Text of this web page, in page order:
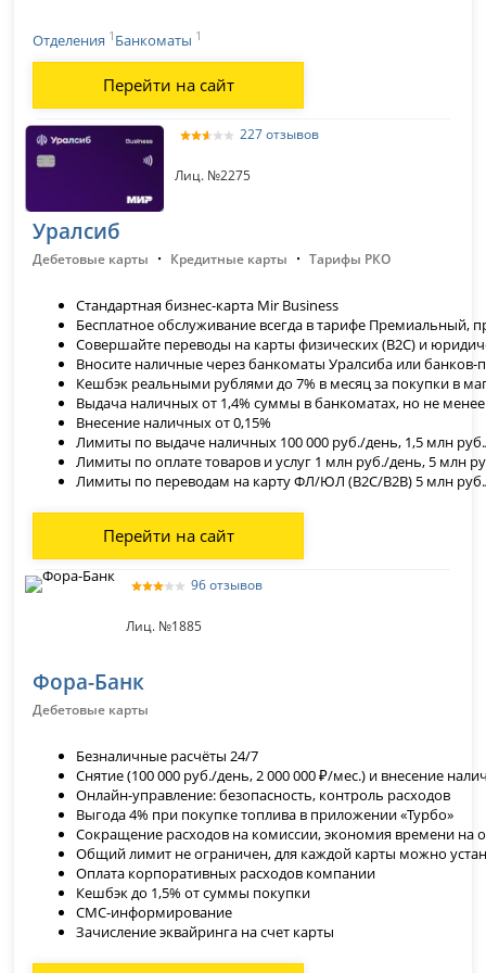
Отделения 1 Банкоматы 1
Перейти на сайт
227 отзывов
Лиц. №2275
Уралсиб
Дебетовые карты · Кредитные карты ·Тарифы РКО
Стандартная бизнес-карта Mir Business
Бесплатное обслуживание всегда в тарифе Премиальный,
Совершайте переводы на карты физических (В2С) и
Вносите наличные через банкоматы Уралсиба или
Кешбэк реальными рублями до 7% в месяц за покупки в
Выдача наличныхот 1,4% суммы в банкоматах, но не
Внесение наличныхот 0,15%
Лимиты по выдаче наличных 100 000 руб./день, 1,5 млн
Лимиты по оплате товаров и услуг 1 млн руб./день, 5 млн
Лимиты по переводам на карту ФЛ/ЮЛ (В2С/В2В) 5 млн
Перейти на сайт
96 отзывов
Лиц. №1885
Фора-Банк
Дебетовые карты
Безналичные расчёты 24/7
Снятие (100 000 руб./день, 2 000 000 ₽/мес.) и внесение
Онлайн-управление: безопасность, контроль расходов
Выгода 4% при покупке топлива в приложении «Турбо»
Сокращение расходов на комиссии, экономия времени на
Общий лимит не ограничен, для каждой карты можно
Оплата корпоративных расходов компании
Кешбэк до 1,5% от суммы покупки
СМС-информирование
Зачисление эквайринга на счет карты